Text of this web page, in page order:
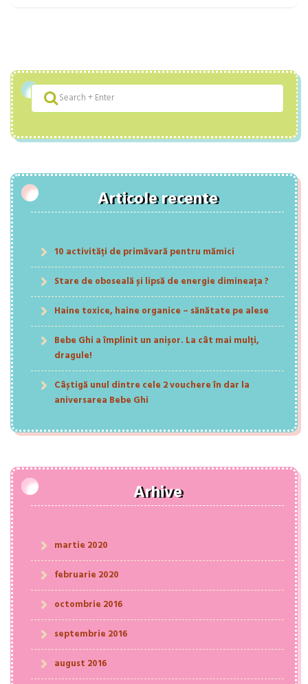
Articole recente
10 activități de primăvară pentru mămici
Stare de oboseală și lipsă de energie dimineața ?
Haine toxice, haine organice – sănătate pe alese
Bebe Ghi a împlinit un anișor. La cât mai mulți,
dragule!
Câștigă unul dintre cele 2 vouchere în dar la
aniversarea Bebe Ghi
Arhive
martie 2020
februarie 2020
octombrie 2016
septembrie 2016
august 2016